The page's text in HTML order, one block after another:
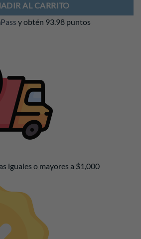
AL CARRITO
Pass y obtén 93.98 puntos
iguales o mayores a $1,000